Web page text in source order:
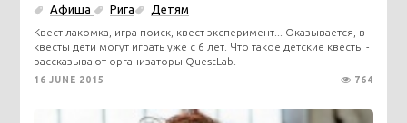
Афиша Рига Детям
Квест-лакомка, игра-поиск, квест-эксперимент... Оказывается, в
квесты дети могут играть уже с 6 лет. Что такое детские квесты -
рассказывают организаторы QuestLab.
16 JUNE 2015 764